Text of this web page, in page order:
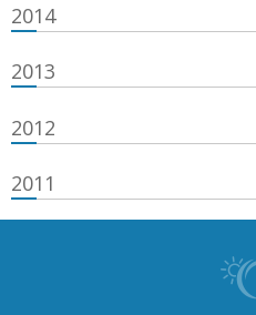
2014
2013
2012
2011